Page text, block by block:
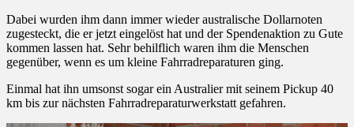
Dabei wurden ihm dann immer wieder australische Dollarnoten
zugesteckt, die er jetzt eingelöst hat und der Spendenaktion zu Gute
kommen lassen hat. Sehr behilflich waren ihm die Menschen
gegenüber, wenn es um kleine Fahrradreparaturen ging.
Einmal hat ihn umsonst sogar ein Australier mit seinem Pickup 40
km bis zur nächsten Fahrradreparaturwerkstatt gefahren.